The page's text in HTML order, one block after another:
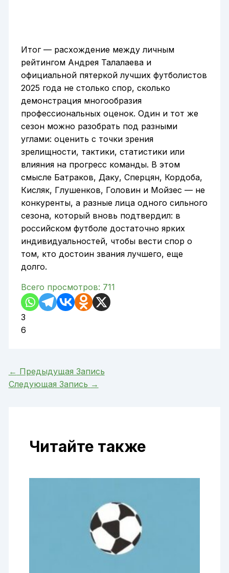
Итог — расхождение между личным
рейтингом Андрея Талалаева и
официальной пятеркой лучших футболистов
2025 года не столько спор, сколько
демонстрация многообразия
профессиональных оценок. Один и тот же
сезон можно разобрать под разными
углами: оценить с точки зрения
зрелищности, тактики, статистики или
влияния на прогресс команды. В этом
смысле Батраков, Даку, Сперцян, Кордоба,
Кисляк, Глушенков, Головин и Мойзес — не
конкуренты, а разные лица одного сильного
сезона, который вновь подтвердил: в
российском футболе достаточно ярких
индивидуальностей, чтобы вести спор о
том, кто достоин звания лучшего, еще
долго.
Всего просмотров: 711
3
6
← Предыдущая Запись
Следующая Запись →
Читайте также